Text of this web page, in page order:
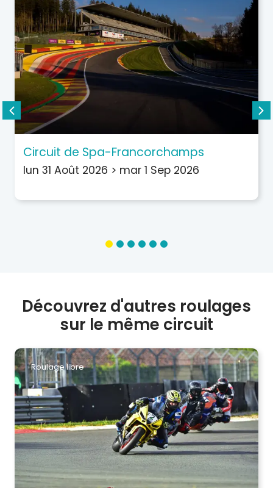
Circuit de Spa-Francorchamps
lun 31 Août 2026 > mar 1 Sep 2026
Découvrez d'autres roulages
sur le même circuit
Roulage libre